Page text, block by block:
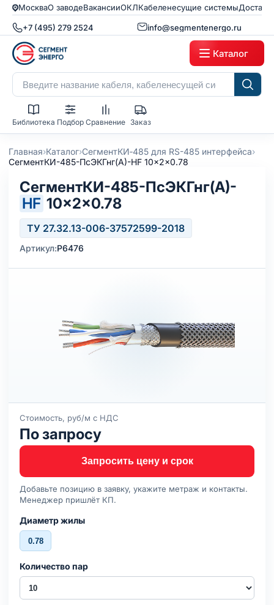
МоскваО заводеВакансииОКЛКабеленесущие системы
+7 (495) 279 2524 info@segmentenergo.ru
Каталог
Библиотека Подбор Сравнение Заказ
Главная›Каталог›СегментКИ‑485 для RS-485 интерфейса›
СегментКИ-485-ПсЭКГнг(А)-HF 10x2x0.78
СегментКИ-485-ПсЭКГнг(А)-
HF 10×2×0.78
ТУ 27.32.13-006-37572599-2018
Артикул:Р6476
Стоимость, руб/м с НДС
По запросу
Запросить цену и срок
Добавьте позицию в заявку, укажите метраж и контакты.
Менеджер пришлёт КП.
Диаметр жилы
0.78
Количество пар